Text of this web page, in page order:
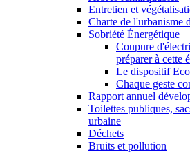
Entretien et
Charte de l'urbanisme
Sobriété Énergétique
Coupure
préparer à cette
Le dispositif
Chaque geste
Rapport annuel
Toilettes publiques,
urbaine
Déchets
Bruits et pollution